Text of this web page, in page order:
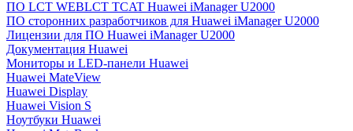
ПО LCT WEBLCT TCAT Huawei iManager U2000
ПО сторонних разработчиков для Huawei iManager U2000
Лицензии для ПО Huawei iManager U2000
Документация Huawei
Мониторы и LED-панели Huawei
Huawei MateView
Huawei Display
Huawei Vision S
Ноутбуки Huawei